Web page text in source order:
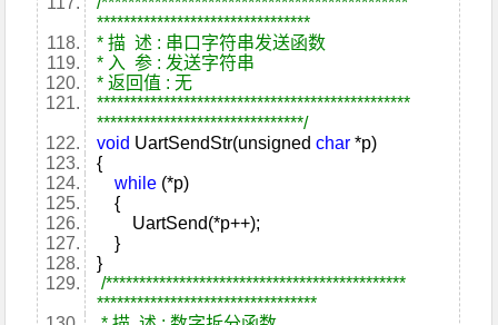
********************************
* 描 述 : 串口字符串发送函数
* 入 参 : 发送字符串
* 返回值 : 无
***********************************************
*******************************/
void UartSendStr(unsignedchar *p)
{
while (*p)
{
UartSend(*p++);
}
}
/*********************************************
*********************************